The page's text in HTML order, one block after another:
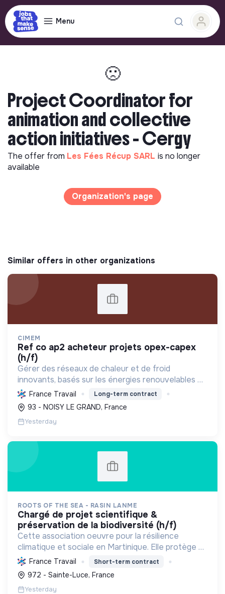
Menu
🙁
Project Coordinator for
animation and collective
action initiatives - Cergy
The offer from Les Fées Récup SARL is no longer
available
Organization's page
Similar offers in other organizations
CIMEM
ref co ap2 acheteur projets opex-capex
(h/f)
Gérer des réseaux de chaleur et de froid
innovants, basés sur les énergies renouvelables et
la récupération, pour décarboner l'énergie,
améliorer l'efficacité et réduire les coûts,
contribuant ainsi à...
France Travail Long-term contract
93 - NOISY LE GRAND, France
Yesterday
ROOTS OF THE SEA - RASIN LANME
chargé de projet scientifique &
préservation de la biodiversité (h/f)
Cette association oeuvre pour la résilience
climatique et sociale en Martinique. Elle protège et
restaure les écosystèmes marins et côtiers,
sensibilise le public et mobilise les citoyens pour un
aven...
France Travail Short-term contract
972 - Sainte-Luce, France
Yesterday